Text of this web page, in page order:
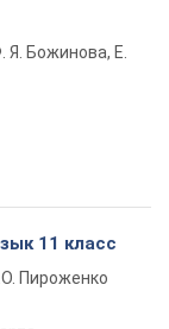
Я. Божинова, Е.
11 класс
Пироженко